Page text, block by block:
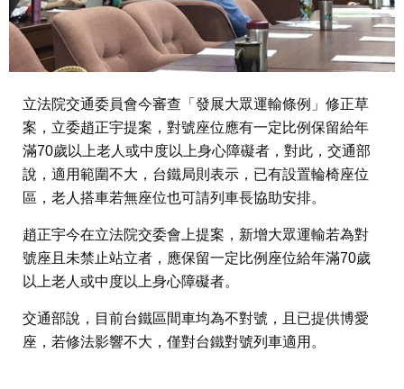
立法院交通委員會今審查「發展大眾運輸條例」修正草
案，立委趙正宇提案，對號座位應有一定比例保留給年
滿70歲以上老人或中度以上身心障礙者，對此，交通部
說，適用範圍不大，台鐵局則表示，已有設置輪椅座位
區，老人搭車若無座位也可請列車長協助安排。
趙正宇今在立法院交委會上提案，新增大眾運輸若為對
號座且未禁止站立者，應保留一定比例座位給年滿70歲
以上老人或中度以上身心障礙者。
交通部說，目前台鐵區間車均為不對號，且已提供博愛
座，若修法影響不大，僅對台鐵對號列車適用。